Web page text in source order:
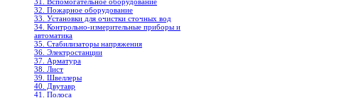
32. Пожарное оборудование
33. Установки для очистки сточных вод
34. Контрольно-измерительные приборы и
автоматика
35. Стабилизаторы напряжения
36. Электростанции
37. Арматура
38. Лист
39. Швеллеры
40. Двутавр
41. Полоса